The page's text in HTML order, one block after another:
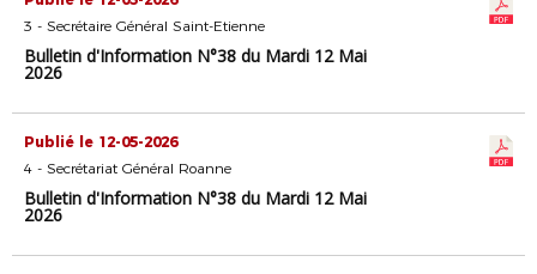
3 - Secrétaire Général Saint-Etienne
Bulletin d'Information N°38 du Mardi 12 Mai
2026
Publié le 12-05-2026
4 - Secrétariat Général Roanne
Bulletin d'Information N°38 du Mardi 12 Mai
2026